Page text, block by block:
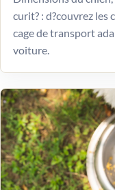
curit? : d?couvrez les
cage de transport
voiture.